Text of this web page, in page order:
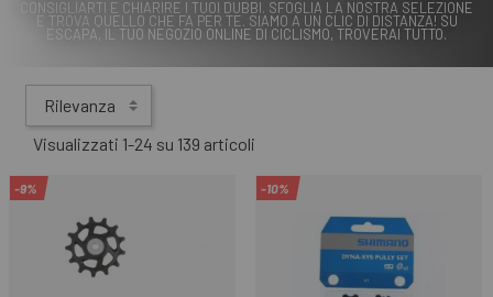
CONSIGLIARTI E CHIARIRE I TUOI DUBBI. SFOGLIA LA NOSTRA SELEZIONE
E TROVA QUELLO CHE FA PER TE. SIAMO A UN CLIC DI DISTANZA! SU
ESCAPA, IL TUO NEGOZIO ONLINE DI CICLISMO, TROVERAI TUTTO.
Rilevanza
Visualizzati 1-24 su 139 articoli
-9% -10%